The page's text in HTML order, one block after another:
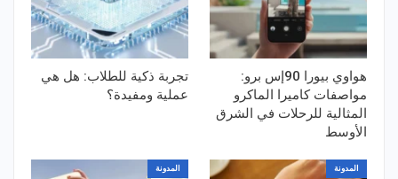
هواوي بيورا 90إس برو:
مواصفات كاميرا الماكرو
المثالية للرحلات في الشرق
الأوسط
تجربة ذكية للطلاب: هل هي
عملية ومفيدة؟
المدونة المدونة